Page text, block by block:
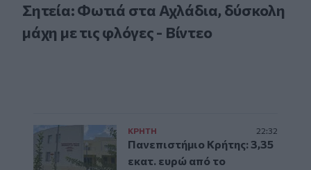
Σητεία: Φωτιά στα Αχλάδια, δύσκολη
μάχη με τις φλόγες - Βίντεο
ΚΡΗΤΗ 22:32
Πανεπιστήμιο Κρήτης: 3,35
εκατ. ευρώ από το